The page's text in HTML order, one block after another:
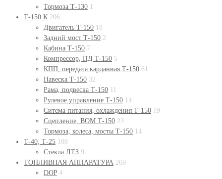
Тормоза Т-130 1
Т-150 К 206
Двигатель Т-150 18
Задний мост Т-150 2
Кабина Т-150 7
Компрессор, ПД Т-150 5
КПП, передача карданная Т-150 61
Навеска Т-150 32
Рама, подвеска Т-150 11
Рулевое управление Т-150 14
Ситема питания, охлаждения Т-150 19
Сцепление, ВОМ Т-150 23
Тормоза, колеса, мосты Т-150 14
Т-40, Т-25 108
Стекла ЛТЗ 9
ТОПЛИВНАЯ АППАРАТУРА 269
DOP 4